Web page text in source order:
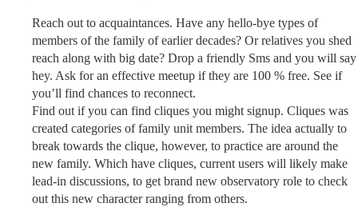
Reach out to acquaintances. Have any hello-bye types of
members of the family of earlier decades? Or relatives you shed
reach along with big date? Drop a friendly Sms and you will say
hey. Ask for an effective meetup if they are 100 % free. See if
you’ll find chances to reconnect.
Find out if you can find cliques you might signup. Cliques was
created categories of family unit members. The idea actually to
break towards the clique, however, to practice are around the
new family. Which have cliques, current users will likely make
lead-in discussions, to get brand new observatory role to check
out this new character ranging from others.